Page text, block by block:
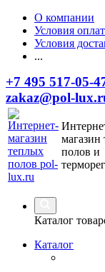
О компании
Условия
Условия
...
+7 495 517-05-
zakaz@pol-
магазин
полов и
Каталог
Каталог